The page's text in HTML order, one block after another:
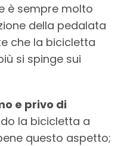
è sempre molto
della pedalata
che la bicicletta
si spinge sui
e privo di
la bicicletta a
questo aspetto;